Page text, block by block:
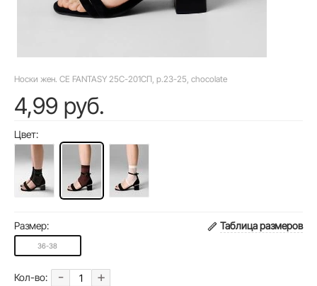
Носки жен. CE FANTASY 25С-201СП, р.23-25, chocolate
4,99 руб.
Цвет:
Размер: Таблица размеров
36-38
Кол-во: - +